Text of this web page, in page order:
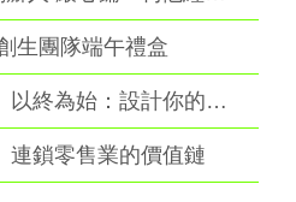
生團隊端午禮盒
【2026林志垚大師專班】以終為始：設計你的圓滿終局
連鎖零售業的價值鏈